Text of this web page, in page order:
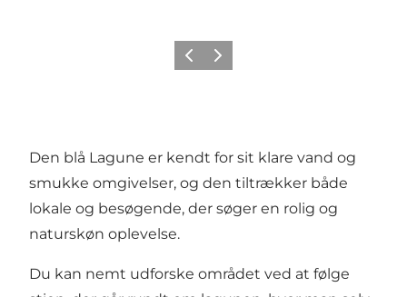
Forrige billede
Næste billede
Den blå Lagune er kendt for sit klare vand og
smukke omgivelser, og den tiltrækker både
lokale og besøgende, der søger en rolig og
naturskøn oplevelse.
Du kan nemt udforske området ved at følge